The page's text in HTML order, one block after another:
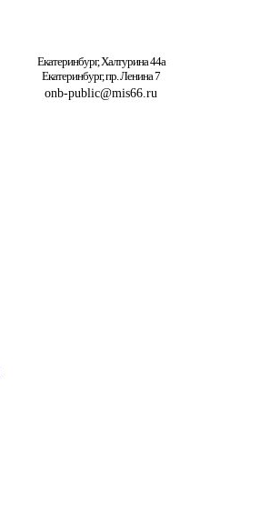
Екатеринбург, Халтурина 44а
Екатеринбург, пр. Ленина 7
onb-public@mis66.ru